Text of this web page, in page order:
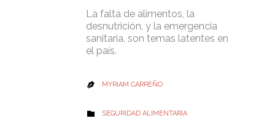
La falta de alimentos, la
desnutrición, y la emergencia
sanitaria, son temas latentes en
el país.
 MYRIAM CARREÑO
 CATEGORY
SEGURIDAD ALIMENTARIA